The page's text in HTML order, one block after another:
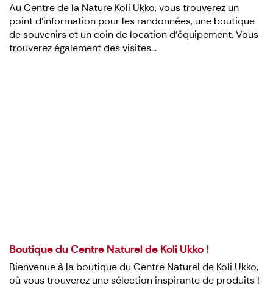
Au Centre de la Nature Koli Ukko, vous trouverez un
point d'information pour les randonnées, une boutique
de souvenirs et un coin de location d'équipement. Vous
trouverez également des visites...
Boutique du Centre Naturel de Koli Ukko !
Bienvenue à la boutique du Centre Naturel de Koli Ukko,
où vous trouverez une sélection inspirante de produits !